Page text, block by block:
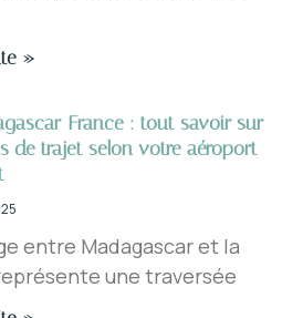
»
France : tout savoir sur
de trajet selon votre aéroport
entre Madagascar et la
une traversée